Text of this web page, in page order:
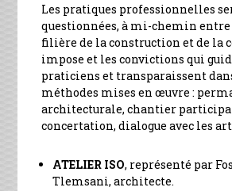
Les pratiques professionnelles
questionnées, à mi-chemin entre
filière de la construction et de la
impose et les convictions qui
praticiens et transparaissent
méthodes mises en œuvre :
architecturale, chantier
concertation, dialogue avec les
ATELIER ISO, représenté par
Tlemsani, architecte.